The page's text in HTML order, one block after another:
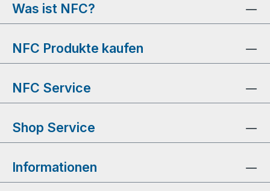
Was ist NFC?
NFC Produkte kaufen
NFC Service
Shop Service
Informationen